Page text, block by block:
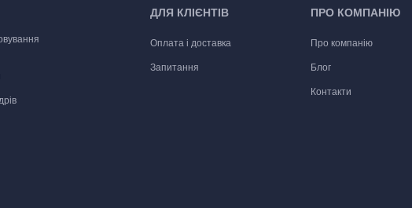
ДЛЯ КЛІЄНТІВ
Оплата і доставка
Запитання
ПРО КОМПАНІЮ
Про компанію
Блог
Контакти